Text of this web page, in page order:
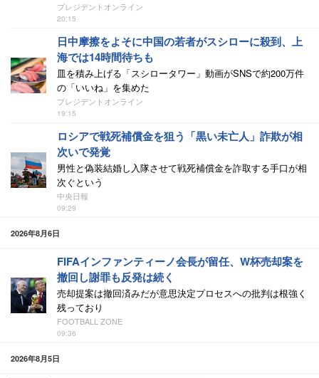
プレジデントオンライン
20:15
日中摩擦をよそに中国の若者がスシローに殺到、上
海では14時間待ちも
皿を積み上げる「スシロータワー」動画がSNSで約200万件
の「いいね」を集めた
プレジデントオンライン
19:15
ロシアで戦死補償金を狙う「黒い未亡人」詐欺が相
次いで発覚
男性と偽装結婚し入隊させて戦死補償金を詐取する手口が相
次ぐという
中央日報
09:29
2026年8月6日
FIFAインファンティーノ会長が留任、W杯売却案を
撤回し謝罪も反発は続く
売却提案は撤回済みだが意思決定プロセスへの批判は根強く
残っており
FOOTBALL ZONE
09:36
2026年8月5日